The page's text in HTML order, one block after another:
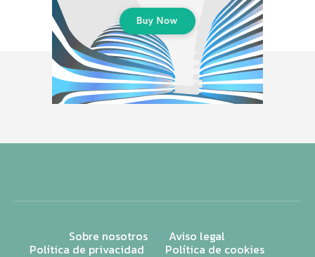
Sobre nosotros Aviso legal
Política de privacidad Política de cookies